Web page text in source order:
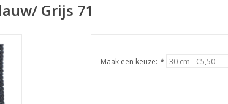
Grijs 71
Maak een keuze: *